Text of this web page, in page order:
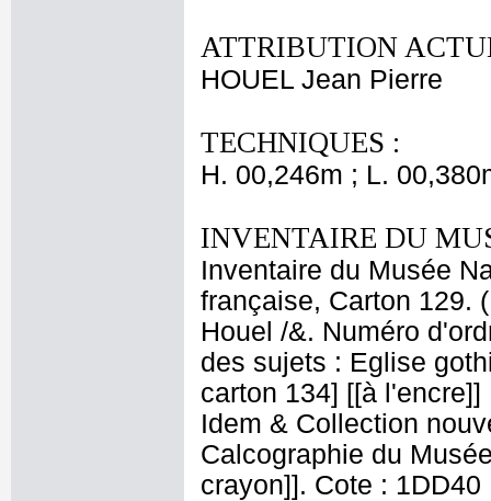
ATTRIBUTION
HOUEL Jean Pierre
TECHNIQUES :
H. 00,246m ; L.
INVENTAIRE DU
Inventaire du Musée
française, Carton 129.
Houel /&. Numéro
des sujets : Eglise
carton 134] [[à
Idem & Collection
Calcographie du
crayon]]. Cote : 1DD40